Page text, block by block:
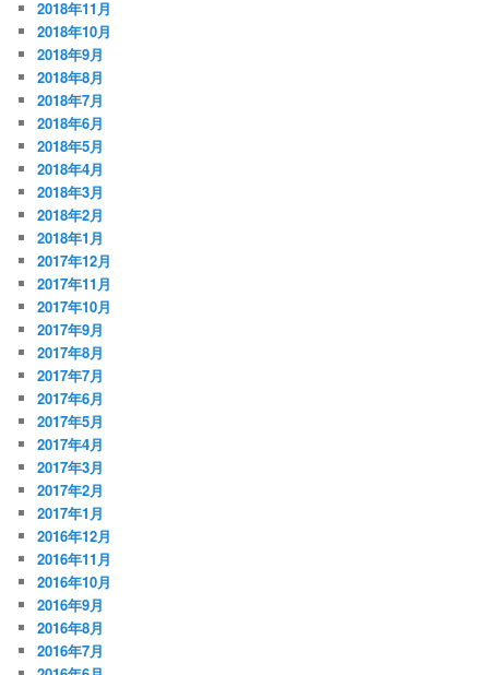
2018年11月
2018年10月
2018年9月
2018年8月
2018年7月
2018年6月
2018年5月
2018年4月
2018年3月
2018年2月
2018年1月
2017年12月
2017年11月
2017年10月
2017年9月
2017年8月
2017年7月
2017年6月
2017年5月
2017年4月
2017年3月
2017年2月
2017年1月
2016年12月
2016年11月
2016年10月
2016年9月
2016年8月
2016年7月